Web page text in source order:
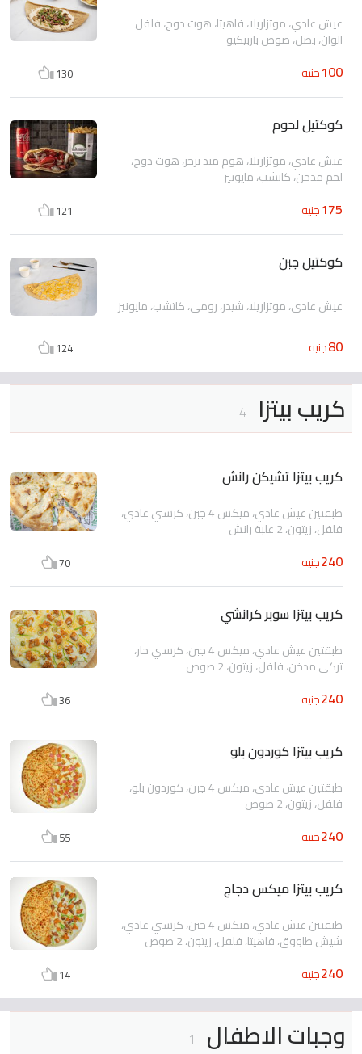
عيش عادي، موتزاريلا، فاهيتا، هوت دوج، فلفل
الوان، بصل، صوص باربيكيو
100جنيه 130
كوكتيل لحوم
عيش عادي، موتزاريلا، هوم ميد برجر، هوت دوج،
لحم مدخن، كاتشب، مايونيز
175جنيه 121
كوكتيل جبن
عيش عادي، موتزاريلا، شيدر، رومي، كاتشب، مايونيز
80جنيه 124
كريب بيتزا 4
كريب بيتزا تشيكن رانش
طبقتين عيش عادي، ميكس 4 جبن، كرسبي عادي،
فلفل، زيتون، 2 علبة رانش
240جنيه 70
كريب بيتزا سوبر كرانشي
طبقتين عيش عادي، ميكس 4 جبن، كرسبي حار،
تركي مدخن، فلفل، زيتون، 2 صوص
240جنيه 36
كريب بيتزا كوردون بلو
طبقتين عيش عادي، ميكس 4 جبن، كوردون بلو،
فلفل، زيتون، 2 صوص
240جنيه 55
كريب بيتزا ميكس دجاج
طبقتين عيش عادي، ميكس 4 جبن، كرسبي عادي،
شيش طاووق، فاهيتا، فلفل، زيتون، 2 صوص
240جنيه 14
وجبات الاطفال 1